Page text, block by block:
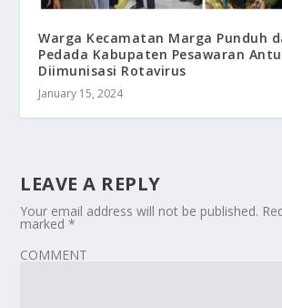
Warga Kecamatan Marga Punduh
Pedada Kabupaten Pesawaran
Diimunisasi Rotavirus
January 15, 2024
LEAVE A REPLY
Your email address will not be published.
marked*
COMMENT